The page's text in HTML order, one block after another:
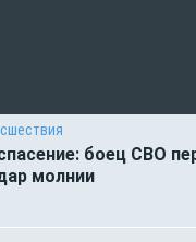
боец СВО
молнии